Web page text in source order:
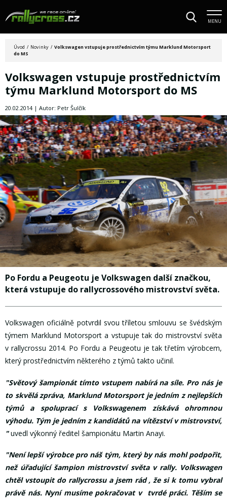
MENU
Úvod / Novinky / Volkswagen vstupuje prostřednictvím týmu Marklund Motorsport
do MS
Volkswagen vstupuje prostřednictvím
týmu Marklund Motorsport do MS
20.02.2014 | Autor: Petr Šulčík
Po Fordu a Peugeotu je Volkswagen další značkou,
která vstupuje do rallycrossového mistrovství světa.
Volkswagen oficiálně potvrdil svou tříletou smlouvu se švédským
týmem Marklund Motorsport a vstupuje tak do mistrovství světa
v rallycrossu 2014. Po Fordu a Peugeotu je tak třetím výrobcem,
který prostřednictvím některého z týmů takto učinil.
"Světový šampionát tímto vstupem nabírá na síle. Pro nás je
to skvělá zpráva, Marklund Motorsport je jedním z nejlepších
týmů a spoluprací s Volkswagenem získává ohromnou
výhodu. Tým je jedním z kandidátů na vítězství v mistrovství,
"uvedl výkonný ředitel šampionátu Martin Anayi.
"Není lepší výrobce pro náš tým, který by nás mohl podpořit,
než úřadující šampion mistrovství světa v rally. Volkswagen
chtěl vstoupit do rallycrossu a jsem rád , že si k tomu vybral
právě nás. Nyní musíme pokračovat v tvrdé práci. Těším se